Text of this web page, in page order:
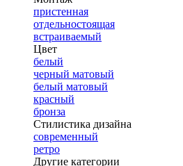
пристенная
отдельностоящая
встраиваемый
Цвет
белый
черный матовый
белый матовый
красный
бронза
Стилистика дизайна
современный
ретро
Другие категории